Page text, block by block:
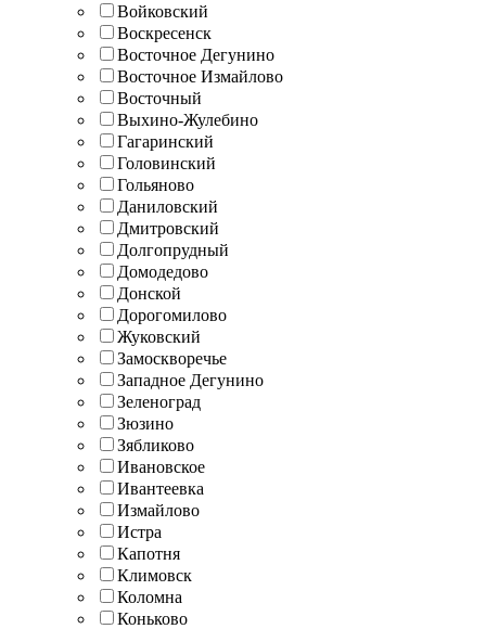
Войковский
Воскресенск
Восточное Дегунино
Восточное Измайлово
Восточный
Выхино-Жулебино
Гагаринский
Головинский
Гольяново
Даниловский
Дмитровский
Долгопрудный
Домодедово
Донской
Дорогомилово
Жуковский
Замоскворечье
Западное Дегунино
Зеленоград
Зюзино
Зябликово
Ивановское
Ивантеевка
Измайлово
Истра
Капотня
Климовск
Коломна
Коньково